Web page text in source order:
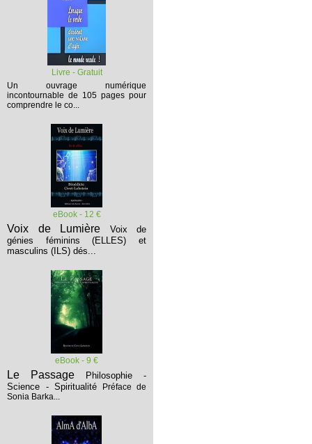
Livre - Gratuit
Un ouvrage numérique
incontournable de 105 pages pour
comprendre le co...
eBook - 12 €
Voix de Lumière
Voix de
génies féminins (ELLES) et
masculins (ILS) dés...
eBook - 9 €
Le Passage
Philosophie -
Science - Spiritualité
Préface de
Sonia Barka...